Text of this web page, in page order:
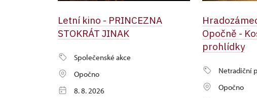
Letní kino - PRINCEZNA
STOKRÁT JINAK
Společenské akce
Opočno
8. 8. 2026
Opočně -
prohlídky
Netradiční
Opočno